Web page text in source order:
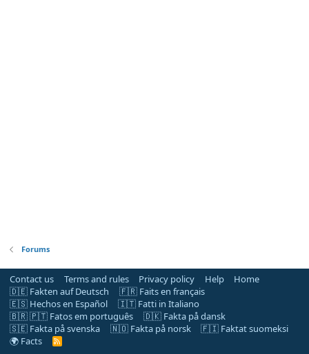
Forums
Contact us Terms and rules Privacy policy Help
Home
🇩🇪 Fakten auf Deutsch
🇫🇷 Faits en français
🇪🇸 Hechos en Español
🇮🇹 Fatti in Italiano
🇧🇷 🇵🇹 Fatos em português
🇩🇰 Fakta på dansk
🇸🇪 Fakta på svenska
🇳🇴 Fakta på norsk
🇫🇮 Faktat suomeksi
🌍 Facts
R